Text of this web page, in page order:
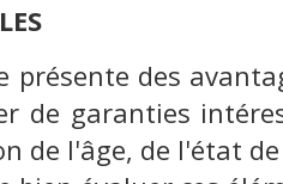
présente des
de garanties
de l'âge, de l'état